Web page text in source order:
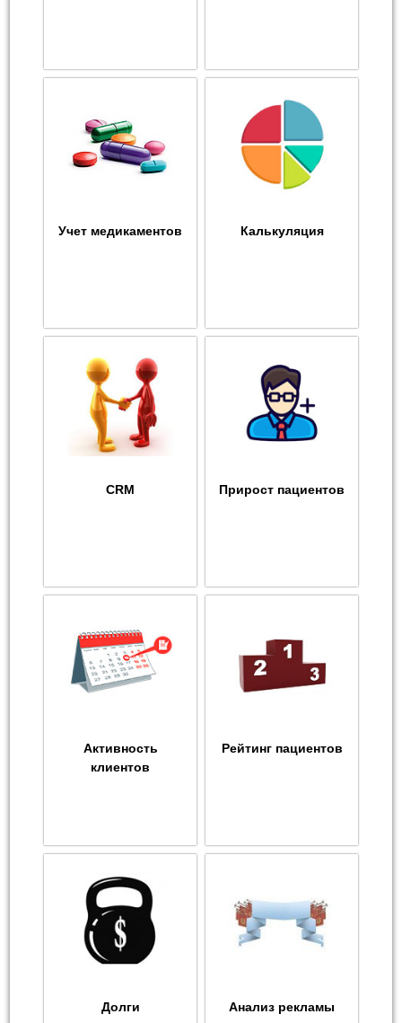
Учет медикаментов Калькуляция
CRM Прирост пациентов
Активность
клиентов
Рейтинг пациентов
Долги Анализ рекламы